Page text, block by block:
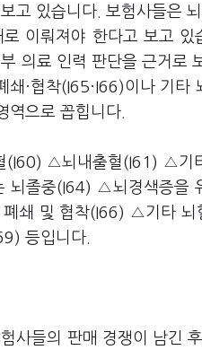
고 있습니다. 보험사들은
이뤄져야 한다고 보고
의료 인력 판단을 근거로
·협착(I65·I66)이나 기
역으로 꼽힙니다.
(I60) △뇌내출혈(I61) △기
졸중(I64) △뇌경색증을
쇄 및 협착(I66) △기타 뇌
등입니다.
사들의 판매 경쟁이 남긴